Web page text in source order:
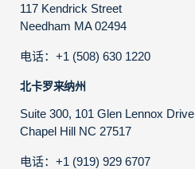
117 Kendrick Street
Needham MA 02494
电话：+1 (508) 630 1220
北卡罗来纳州
Suite 300, 101 Glen Lennox Drive
Chapel Hill NC 27517
电话：+1 (919) 929 6707